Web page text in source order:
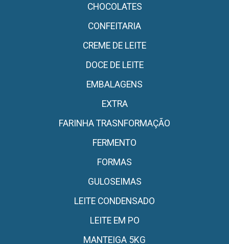
CHOCOLATES
CONFEITARIA
CREME DE LEITE
DOCE DE LEITE
EMBALAGENS
EXTRA
FARINHA TRASNFORMAÇÃO
FERMENTO
FORMAS
GULOSEIMAS
LEITE CONDENSADO
LEITE EM PO
MANTEIGA 5KG